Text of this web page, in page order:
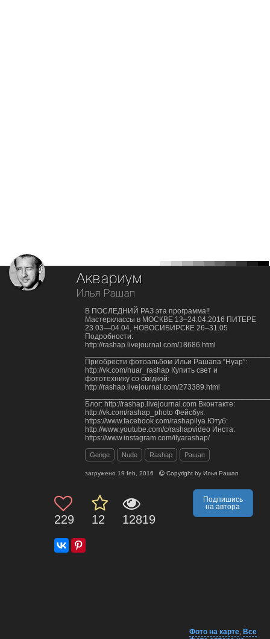
Аквариум
Илья Рашап
В ПОСЛЕДНИЙ РАЗ эта программа!!
Мастерклассы в МОСКВЕ 13–24.04.2016 ПИТЕРЕ
23.03—04.04, НОВОСИБИРСКЕ 26–31.05
Подробности:
http://rashap.livejournal.com/18686.html
Приобрести фотоальбом Ильи Рашапа “Нуар”:
http://vk.com/nuar_rashap Купить свет и
фототехнику со скидкой:
http://rashap.livejournal.com/273389.html
Блог: http://rashap.livejournal.com Вконтакте:
http://vk.com/rashap_photo Фейсбук:
https://www.facebook.com/rashapilya Ютуб:
http://www.youtube.com/c/rashapvideo Инста:
https://www.instagram.com/ilyarashap/
Genge Nude Rashap Рашап
загружено 19 feb, 2016 Copyright by Илья Рашап
229 12 12819
Подпишись
на автора
Фото на карте, Все